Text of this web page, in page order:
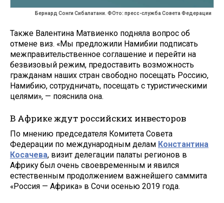
Бернард Сонги Сибалатани. ФОто: пресс-служба Совета Федерации
Также Валентина Матвиенко подняла вопрос об
отмене виз. «Мы предложили Намибии подписать
межправительственное соглашение и перейти на
безвизовый режим, предоставить возможность
гражданам наших стран свободно посещать Россию,
Намибию, сотрудничать, посещать с туристическими
целями», — пояснила она.
В Африке ждут российских инвесторов
По мнению председателя Комитета Совета
Федерации по международным делам Константина
Косачева, визит делегации палаты регионов в
Африку был очень своевременным и явился
естественным продолжением важнейшего саммита
«Россия — Африка» в Сочи осенью 2019 года.